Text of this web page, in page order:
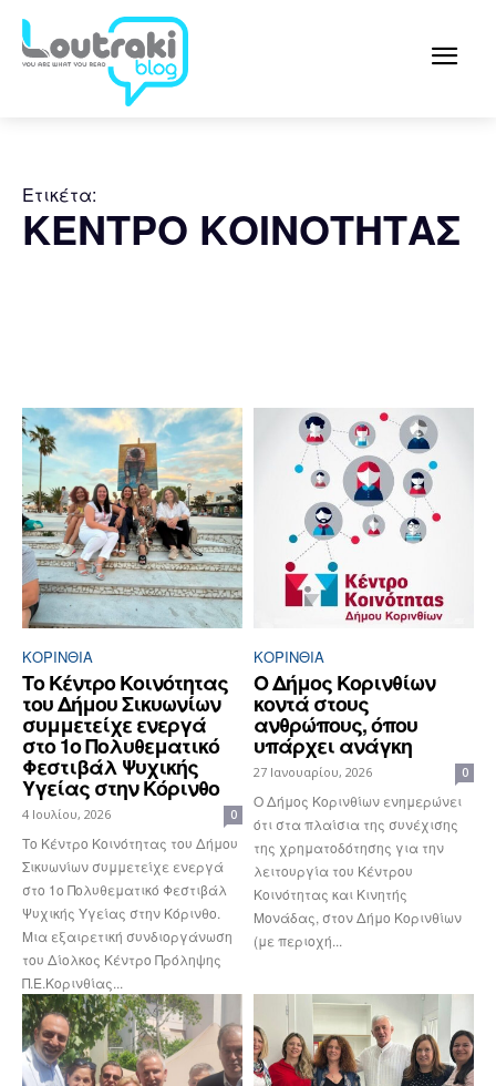
Ετικέτα:
ΚΕΝΤΡΟ ΚΟΙΝΟΤΗΤΑΣ
ΚΟΡΙΝΘΊΑ
Το Κέντρο Κοινότητας
του Δήμου Σικυωνίων
συμμετείχε ενεργά
στο 1ο Πολυθεματικό
Φεστιβάλ Ψυχικής
Υγείας στην Κόρινθο
4 Ιουλίου, 2026 0
Το Κέντρο Κοινότητας του Δήμου
Σικυωνίων συμμετείχε ενεργά
στο 1ο Πολυθεματικό Φεστιβάλ
Ψυχικής Υγείας στην Κόρινθο.
Μια εξαιρετική συνδιοργάνωση
του Δίολκος Κέντρο Πρόληψης
Π.Ε.Κορινθίας...
ΚΟΡΙΝΘΊΑ
Ο Δήμος Κορινθίων
κοντά στους
ανθρώπους, όπου
υπάρχει ανάγκη
27 Ιανουαρίου, 2026 0
O Δήμος Κορινθίων ενημερώνει
ότι στα πλαίσια της συνέχισης
της χρηματοδότησης για την
λειτουργία του Κέντρου
Κοινότητας και Κινητής
Μονάδας, στον Δήμο Κορινθίων
(με περιοχή...